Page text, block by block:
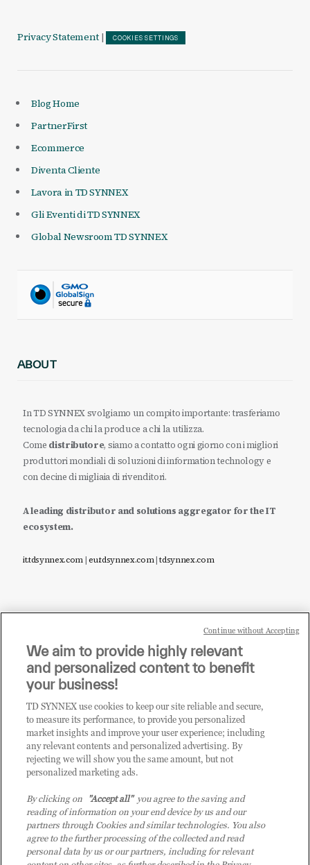
Privacy Statement | COOKIES SETTINGS
Blog Home
PartnerFirst
Ecommerce
Diventa Cliente
Lavora in TD SYNNEX
Gli Eventi di TD SYNNEX
Global Newsroom TD SYNNEX
ABOUT
In TD SYNNEX svolgiamo un compito importante: trasferiamo
tecnologia da chi la produce a chi la utilizza.
Come distributore, siamo a contatto ogni giorno con i migliori
produttori mondiali di soluzioni di information technology e
con decine di migliaia di rivenditori.
A leading distributor and solutions aggregator for the IT
ecosystem.
it.tdsynnex.com|eu.tdsynnex.com|tdsynnex.com
Sei un rivenditore di tecnologia e desideri acquistare
i prodotti o le soluzioni trattate sul blog?
CLICCA QUI E DIVENTA
CLIENTE TD SYNNEX
We aim to provide highly relevant
and personalized content to benefit
your business!
TD SYNNEX use cookies to keep our site reliable and secure,
to measure its performance, to provide you personalized
market insights and improve your user experience; including
any relevant contents and personalized advertising. By
rejecting we will show you the same amount, but not
personalized marketing ads.
By clicking on "Accept all"you agree to the saving and
reading of information on your end device by us and our
partners through Cookies and similar technologies. You also
agree to the further processing of the collected and read
personal data by us or our partners, including for relevant
Continue without Accepting